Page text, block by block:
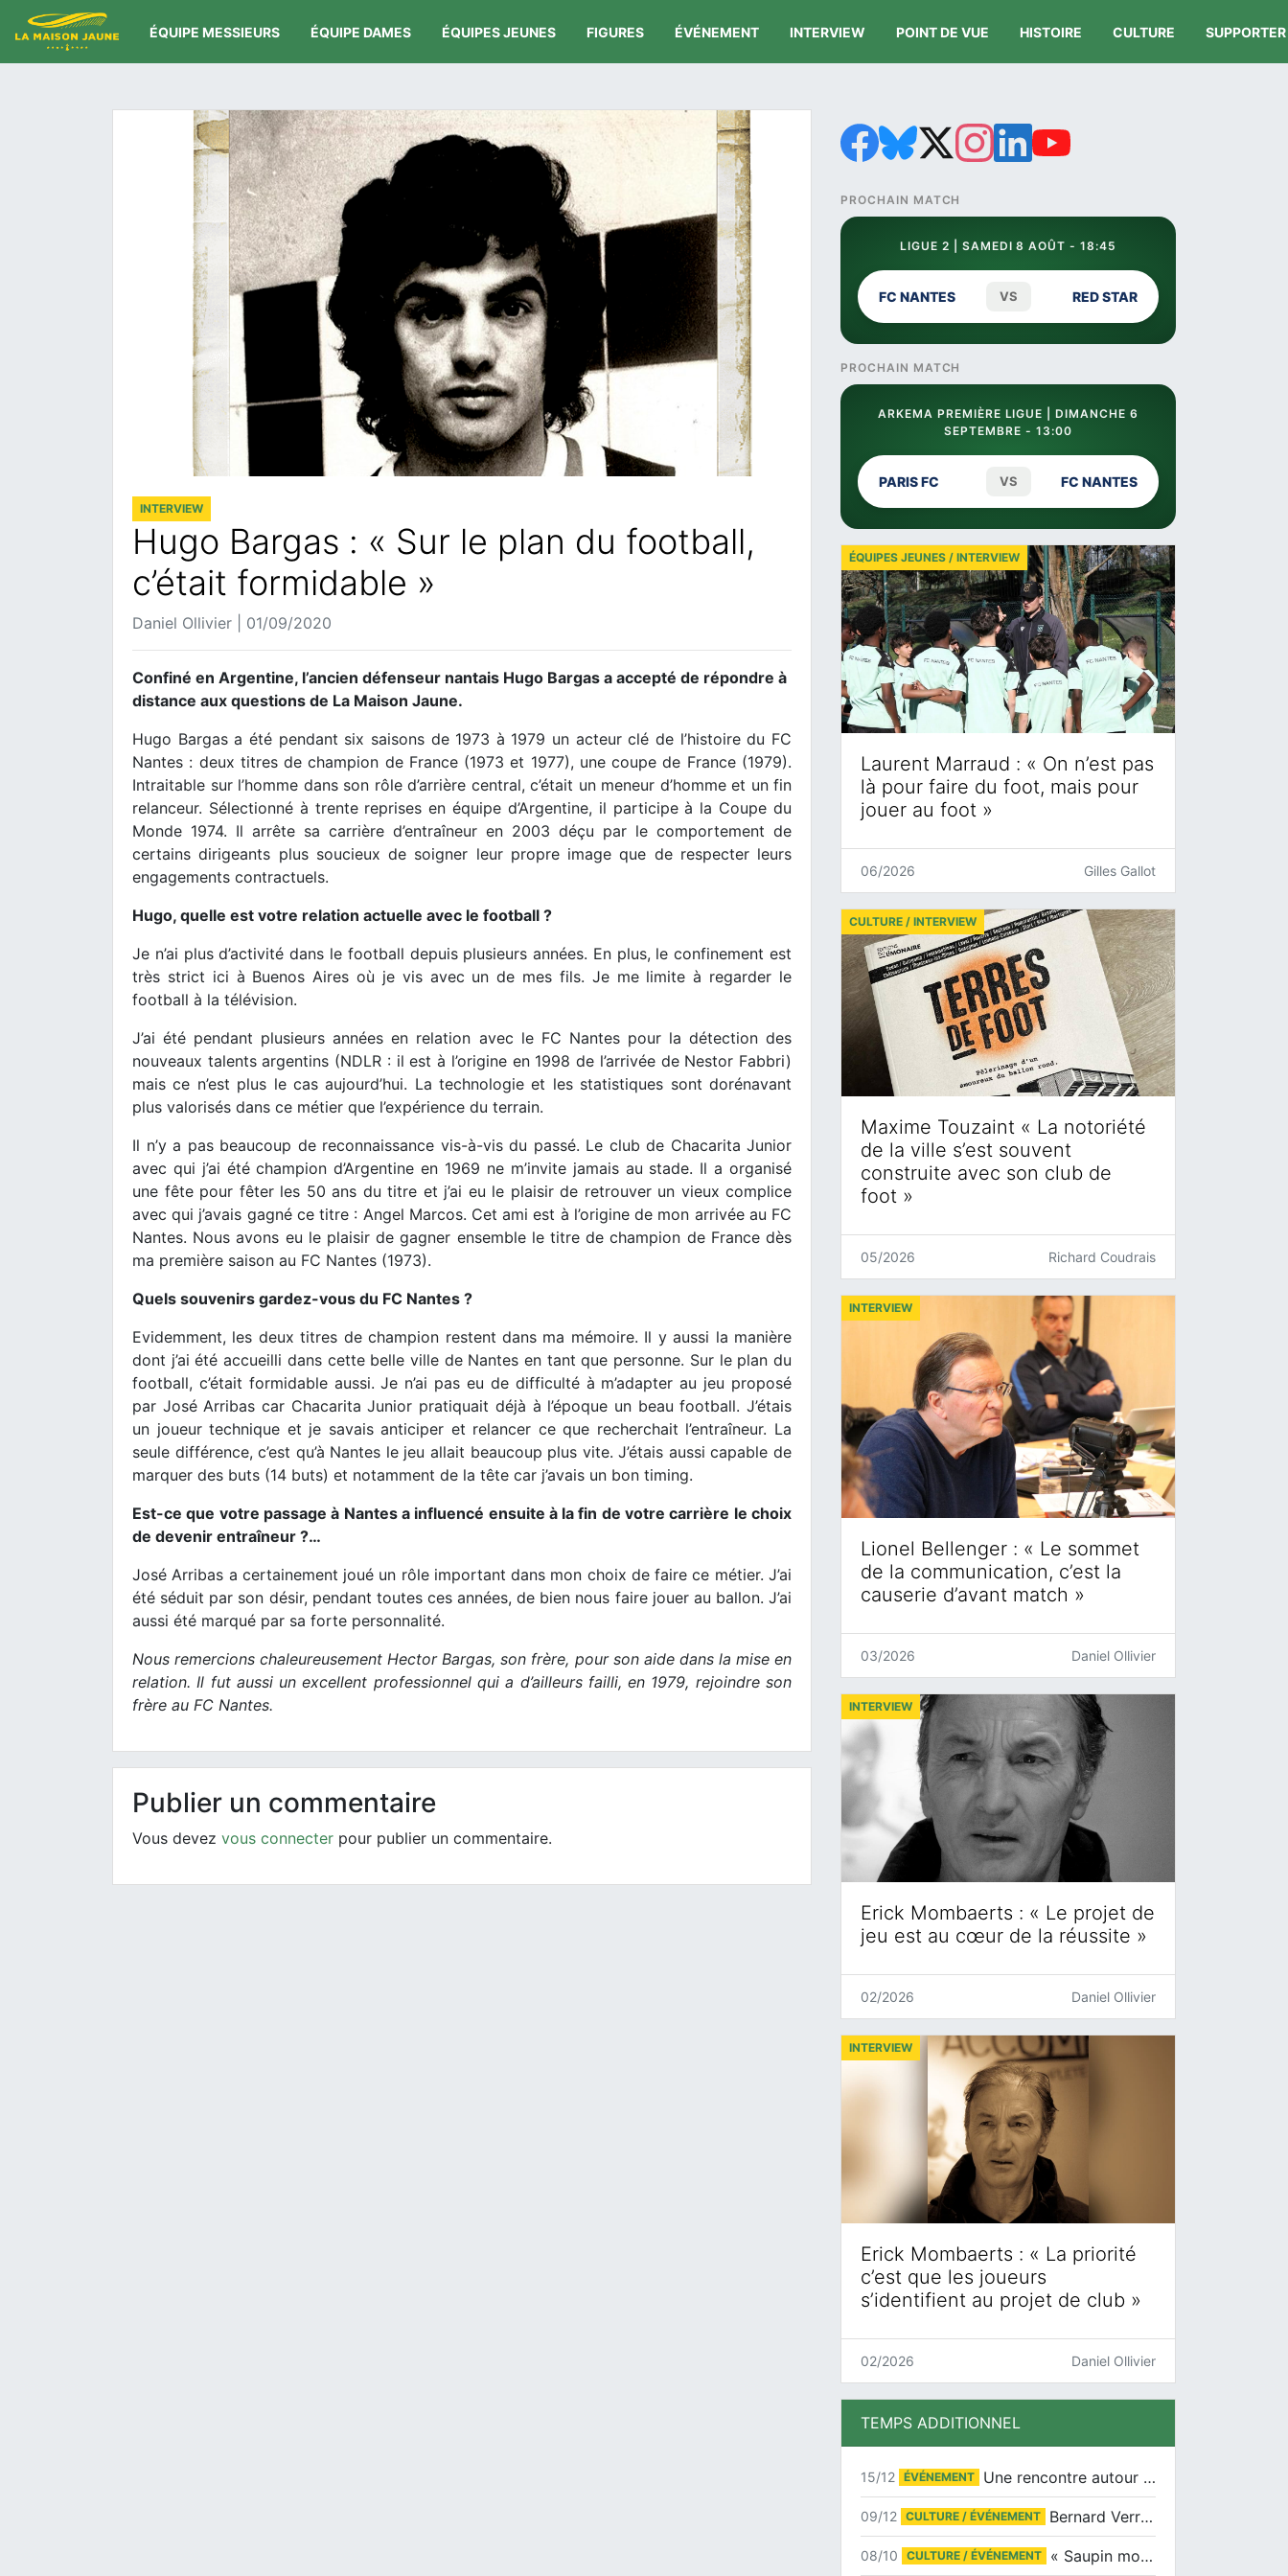
ÉQUIPE MESSIEURS ÉQUIPE DAMES ÉQUIPES JEUNES FIGURES ÉVÉNEMENT INTERVIEW POINT DE VUE HISTOIRE CULTURE SUPPORTER
INTERVIEW
Hugo Bargas : « Sur le plan du football,
c’était formidable »
Daniel Ollivier | 01/09/2020
Confiné en Argentine, l’ancien défenseur nantais Hugo Bargas a accepté de répondre à
distance aux questions de La Maison Jaune.
Hugo Bargas a été pendant six saisons de 1973 à 1979 un acteur clé de l’histoire du FC
Nantes : deux titres de champion de France (1973 et 1977), une coupe de France (1979).
Intraitable sur l’homme dans son rôle d’arrière central, c’était un meneur d’homme et un fin
relanceur. Sélectionné à trente reprises en équipe d’Argentine, il participe à la Coupe du
Monde 1974. Il arrête sa carrière d’entraîneur en 2003 déçu par le comportement de
certains dirigeants plus soucieux de soigner leur propre image que de respecter leurs
engagements contractuels.
Hugo, quelle est votre relation actuelle avec le football ?
Je n’ai plus d’activité dans le football depuis plusieurs années. En plus, le confinement est
très strict ici à Buenos Aires où je vis avec un de mes fils. Je me limite à regarder le
football à la télévision.
J’ai été pendant plusieurs années en relation avec le FC Nantes pour la détection des
nouveaux talents argentins (NDLR : il est à l’origine en 1998 de l’arrivée de Nestor Fabbri)
mais ce n’est plus le cas aujourd’hui. La technologie et les statistiques sont dorénavant
plus valorisés dans ce métier que l’expérience du terrain.
Il n’y a pas beaucoup de reconnaissance vis-à-vis du passé. Le club de Chacarita Junior
avec qui j’ai été champion d’Argentine en 1969 ne m’invite jamais au stade. Il a organisé
une fête pour fêter les 50 ans du titre et j’ai eu le plaisir de retrouver un vieux complice
avec qui j’avais gagné ce titre : Angel Marcos. Cet ami est à l’origine de mon arrivée au FC
Nantes. Nous avons eu le plaisir de gagner ensemble le titre de champion de France dès
ma première saison au FC Nantes (1973).
Quels souvenirs gardez-vous du FC Nantes ?
Evidemment, les deux titres de champion restent dans ma mémoire. Il y aussi la manière
dont j’ai été accueilli dans cette belle ville de Nantes en tant que personne. Sur le plan du
football, c’était formidable aussi. Je n’ai pas eu de difficulté à m’adapter au jeu proposé
par José Arribas car Chacarita Junior pratiquait déjà à l’époque un beau football. J’étais
un joueur technique et je savais anticiper et relancer ce que recherchait l’entraîneur. La
seule différence, c’est qu’à Nantes le jeu allait beaucoup plus vite. J’étais aussi capable de
marquer des buts (14 buts) et notamment de la tête car j’avais un bon timing.
Est-ce que votre passage à Nantes a influencé ensuite à la fin de votre carrière le choix
de devenir entraîneur ?…
José Arribas a certainement joué un rôle important dans mon choix de faire ce métier. J’ai
été séduit par son désir, pendant toutes ces années, de bien nous faire jouer au ballon. J’ai
aussi été marqué par sa forte personnalité.
Nous remercions chaleureusement Hector Bargas, son frère, pour son aide dans la mise en
relation. Il fut aussi un excellent professionnel qui a d’ailleurs failli, en 1979, rejoindre son
frère au FC Nantes.
Publier un commentaire
Vous devez vous connecter pour publier un commentaire.
PROCHAIN MATCH
LIGUE 2 | SAMEDI 8 AOÛT - 18:45
FC NANTES VS RED STAR
PROCHAIN MATCH
ARKEMA PREMIÈRE LIGUE | DIMANCHE 6
SEPTEMBRE - 13:00
PARIS FC VS FC NANTES
Laurent Marraud : « On n’est pas
là pour faire du foot, mais pour
jouer au foot »
ÉQUIPES JEUNES / INTERVIEW
06/2026 Gilles Gallot
Maxime Touzaint « La notoriété
de la ville s’est souvent
construite avec son club de
foot »
CULTURE / INTERVIEW
05/2026 Richard Coudrais
Lionel Bellenger : « Le sommet
de la communication, c’est la
causerie d’avant match »
INTERVIEW
03/2026 Daniel Ollivier
Erick Mombaerts : « Le projet de
jeu est au cœur de la réussite »
INTERVIEW
02/2026 Daniel Ollivier
Erick Mombaerts : « La priorité
c’est que les joueurs
s’identifient au projet de club »
INTERVIEW
02/2026 Daniel Ollivier
TEMPS ADDITIONNEL
15/12 ÉVÉNEMENT Une rencontre autour de Jean-Claude Suaudeau
09/12 CULTURE / ÉVÉNEMENT Bernard Verret en dédicaces le samedi 13 décembre à l’Espace Culturel Atlantis
08/10 CULTURE / ÉVÉNEMENT « Saupin mon amour » au salon du livre de Trentemoult